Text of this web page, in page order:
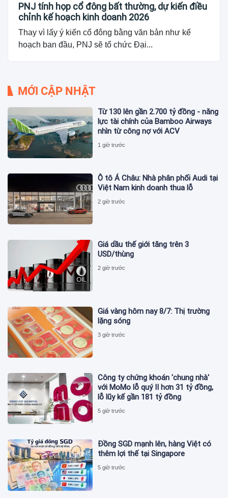
PNJ tính họp cổ đông bất thường, dự kiến điều
chỉnh kế hoạch kinh doanh 2026
Thay vì lấy ý kiến cổ đông bằng văn bản như kế
hoạch ban đầu, PNJ sẽ tổ chức Đại...
MỚI CẬP NHẬT
Từ 130 lên gần 2.700 tỷ đồng - năng
lực tài chính của Bamboo Airways
nhìn từ công nợ với ACV
1 giờ trước
Ô tô Á Châu: Nhà phân phối Audi tại
Việt Nam kinh doanh thua lỗ
2 giờ trước
Giá dầu thế giới tăng trên 3
USD/thùng
2 giờ trước
Giá vàng hôm nay 8/7: Thị trường
lặng sóng
3 giờ trước
Công ty chứng khoán 'chung nhà'
với MoMo lỗ quý II hơn 31 tỷ đồng,
lỗ lũy kế gần 181 tỷ đồng
5 giờ trước
Đồng SGD mạnh lên, hàng Việt có
thêm lợi thế tại Singapore
5 giờ trước